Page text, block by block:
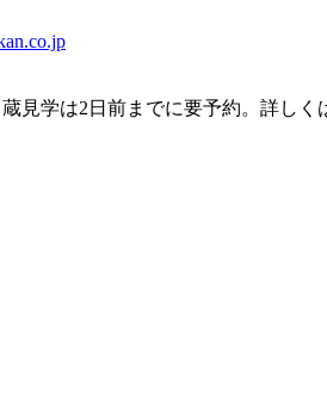
見学は2日前までに要予約。詳しく